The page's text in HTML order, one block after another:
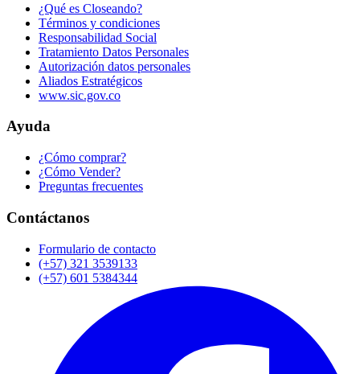
¿Qué es Closeando?
Términos y condiciones
Responsabilidad Social
Tratamiento Datos Personales
Autorización datos personales
Aliados Estratégicos
www.sic.gov.co
Ayuda
¿Cómo comprar?
¿Cómo Vender?
Preguntas frecuentes
Contáctanos
Formulario de contacto
(+57) 321 3539133
(+57) 601 5384344